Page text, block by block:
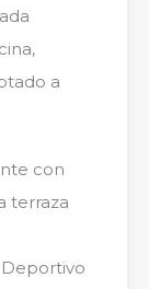
a
con
terraza